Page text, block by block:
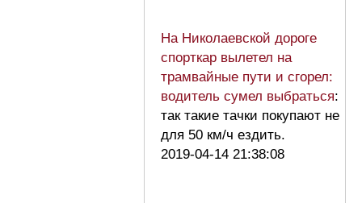
На Николаевской дороге
спорткар вылетел на
трамвайные пути и сгорел:
водитель сумел выбраться:
так такие тачки покупают не
для 50 км/ч ездить.
2019-04-14 21:38:08